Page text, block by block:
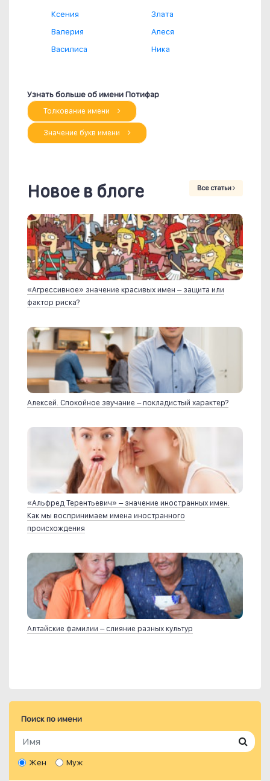
Ксения
Валерия
Василиса
Злата
Алеся
Ника
Узнать больше об имени Потифар
Толкование имени
Значение букв имени
Новое в блоге Все статьи
«Агрессивное» значение красивых имен – защита или
фактор риска?
Алексей. Спокойное звучание – покладистый характер?
«Альфред Терентьевич» – значение иностранных имен.
Как мы воспринимаем имена иностранного
происхождения
Алтайские фамилии – слияние разных культур
Поиск по имени
Жен Муж